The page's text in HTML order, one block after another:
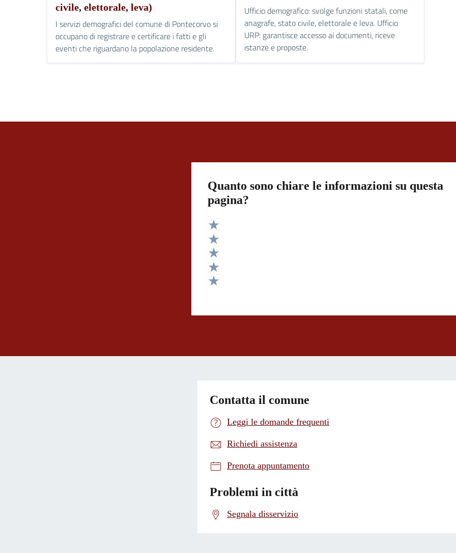
civile, elettorale, leva)
I servizi demografici del comune di Pontecorvo si
occupano di registrare e certificare i fatti e gli
eventi che riguardano la popolazione residente.
Ufficio demografico: svolge funzioni statali, come
anagrafe, stato civile, elettorale e leva. Ufficio
URP: garantisce accesso ai documenti, riceve
istanze e proposte.
Quanto sono chiare le informazioni su questa
pagina?
Valuta 5 stelle su 5
Valuta 4 stelle su 5
Valuta 3 stelle su 5
Valuta 2 stelle su 5
Contatta il comune
Leggi le domande frequenti
Richiedi assistenza
Prenota appuntamento
Problemi in città
Segnala disservizio